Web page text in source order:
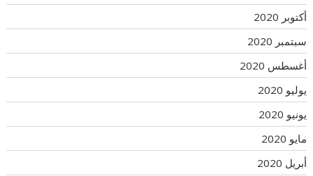
أكتوبر 2020
سبتمبر 2020
أغسطس 2020
يوليو 2020
يونيو 2020
مايو 2020
أبريل 2020